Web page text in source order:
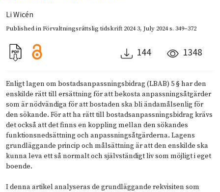
Li Wicén
Published inFörvaltningsrättslig tidskrift 2024 3, July 2024s. 349–372
144 1348
Enligt lagen om bostadsanpassningsbidrag (LBAB) 5 § har den
enskilde rätt till ersättning för att bekosta anpassningsåtgärder
som är nödvändiga för att bostaden ska bli ändamålsenlig för
den sökande. För att ha rätt till bostadsanpassningsbidrag krävs
det också att det finns en koppling mellan den sökandes
funktionsnedsättning och anpassningsåtgärderna. Lagens
grundläggande princip och målsättning är att den enskilde ska
kunna leva ett så normalt och självständigt liv som möjligt i eget
boende.
I denna artikel analyseras de grundläggande rekvisiten som